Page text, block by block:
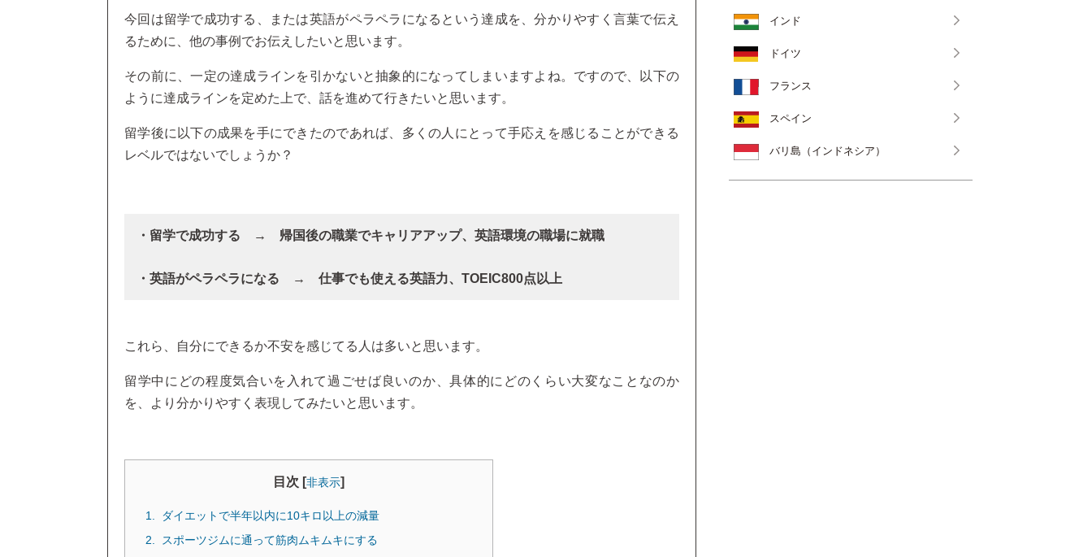
今回は留学で成功する、または英語がペラペラになるという達成を、分かりやすく言葉で伝え
るために、他の事例でお伝えしたいと思います。
その前に、一定の達成ラインを引かないと抽象的になってしまいますよね。ですので、以下の
ように達成ラインを定めた上で、話を進めて行きたいと思います。
留学後に以下の成果を手にできたのであれば、多くの人にとって手応えを感じることができる
レベルではないでしょうか？
・留学で成功する → 帰国後の職業でキャリアアップ、英語環境の職場に就職
・英語がペラペラになる → 仕事でも使える英語力、TOEIC800点以上
これら、自分にできるか不安を感じてる人は多いと思います。
留学中にどの程度気合いを入れて過ごせば良いのか、具体的にどのくらい大変なことなのか
を、より分かりやすく表現してみたいと思います。
目次 [非表示]
ダイエットで半年以内に10キロ以上の減量
スポーツジムに通って筋肉ムキムキにする
インド
ドイツ
フランス
スペイン
バリ島（インドネシア）